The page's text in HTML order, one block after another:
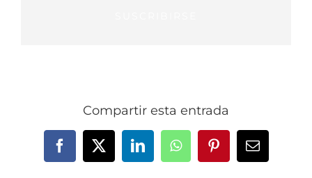
Compartir esta entrada
Facebook
X LinkedInWhatsAppPinterestCorreo